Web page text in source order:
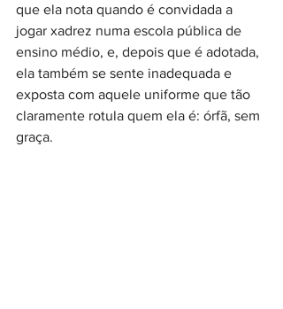
que ela nota quando é convidada a
jogar xadrez numa escola pública de
ensino médio, e, depois que é adotada,
ela também se sente inadequada e
exposta com aquele uniforme que tão
claramente rotula quem ela é: órfã, sem
graça.